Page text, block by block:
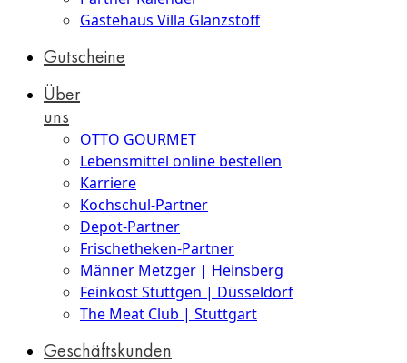
Gästehaus Villa Glanzstoff
Gutscheine
Über
uns
OTTO GOURMET
Lebensmittel online bestellen
Karriere
Kochschul-Partner
Depot-Partner
Frischetheken-Partner
Männer Metzger | Heinsberg
Feinkost Stüttgen | Düsseldorf
The Meat Club | Stuttgart
Geschäftskunden